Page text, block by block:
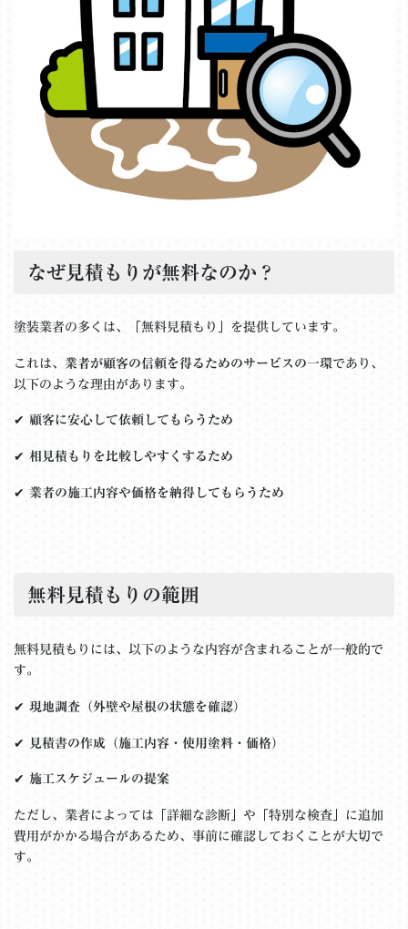
なぜ見積もりが無料なのか？
塗装業者の多くは、「無料見積もり」を提供しています。
これは、 業者が顧客の信頼を得るためのサービスの一環であり、
以下のような理由があります。
✔ 顧客に安心して依頼してもらうため
✔ 相見積もりを比較しやすくするため
✔ 業者の施工内容や価格を納得してもらうため
無料見積もりの範囲
無料見積もりには、以下のような内容が含まれることが一般的で
す。
✔ 現地調査（外壁や屋根の状態を確認）
✔ 見積書の作成（施工内容・使用塗料・価格）
✔ 施工スケジュールの提案
ただし、業者によっては「詳細な診断」や「特別な検査」に追加
費用がかかる場合があるため、事前に確認しておくことが大切で
す。